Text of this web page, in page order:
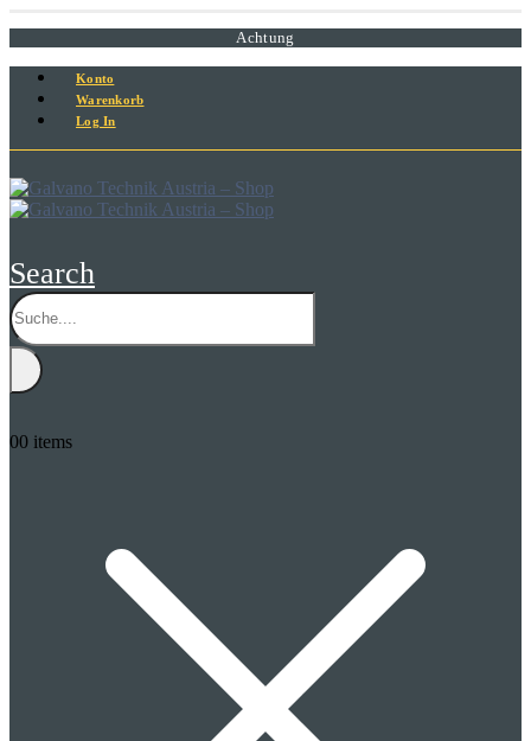
Achtung
Konto
Warenkorb
Log In
Search
00 items